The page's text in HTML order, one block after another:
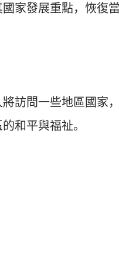
家發展重點，恢復
訪問一些地區國家
和平與福祉。